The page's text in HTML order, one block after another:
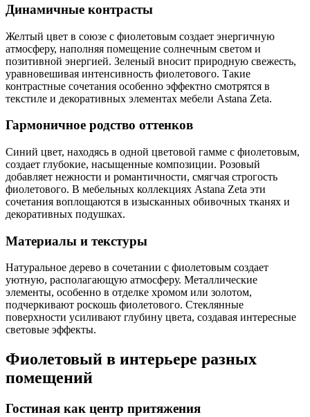
Динамичные контрасты
Желтый цвет в союзе с фиолетовым создает энергичную
атмосферу, наполняя помещение солнечным светом и
позитивной энергией. Зеленый вносит природную свежесть,
уравновешивая интенсивность фиолетового. Такие
контрастные сочетания особенно эффектно смотрятся в
текстиле и декоративных элементах мебели Astana Zeta.
Гармоничное родство оттенков
Синий цвет, находясь в одной цветовой гамме с фиолетовым,
создает глубокие, насыщенные композиции. Розовый
добавляет нежности и романтичности, смягчая строгость
фиолетового. В мебельных коллекциях Astana Zeta эти
сочетания воплощаются в изысканных обивочных тканях и
декоративных подушках.
Материалы и текстуры
Натуральное дерево в сочетании с фиолетовым создает
уютную, располагающую атмосферу. Металлические
элементы, особенно в отделке хромом или золотом,
подчеркивают роскошь фиолетового. Стеклянные
поверхности усиливают глубину цвета, создавая интересные
световые эффекты.
Фиолетовый в интерьере разных
помещений
Гостиная как центр притяжения